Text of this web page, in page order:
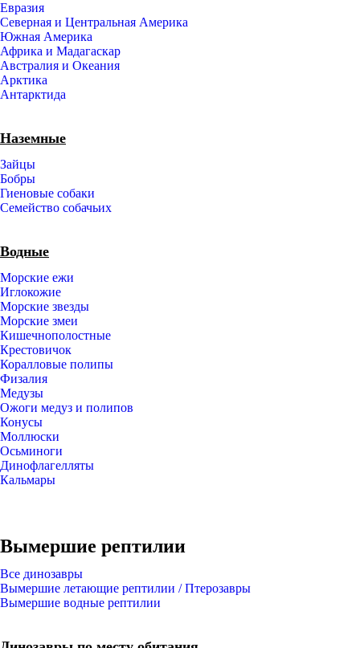
Евразия
Северная и Центральная Америка
Южная Америка
Африка и Мадагаскар
Австралия и Океания
Арктика
Антарктида
Наземные
Зайцы
Бобры
Гиеновые собаки
Семейство собачьих
Водные
Морские ежи
Иглокожие
Морские звезды
Морские змеи
Кишечнополостные
Крестовичок
Коралловые полипы
Физалия
Медузы
Ожоги медуз и полипов
Конусы
Моллюски
Осьминоги
Динофлагелляты
Кальмары
Вымершие рептилии
Все динозавры
Вымершие летающие рептилии / Птерозавры
Вымершие водные рептилии